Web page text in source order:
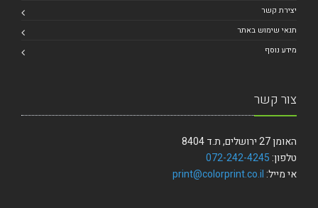
יצירת קשר
תנאי שימוש באתר
מידע נוסף
צור קשר
האומן 27 ירושלים, ת.ד 8404
טלפון:072-242-4245
אי מייל:print@colorprint.co.il